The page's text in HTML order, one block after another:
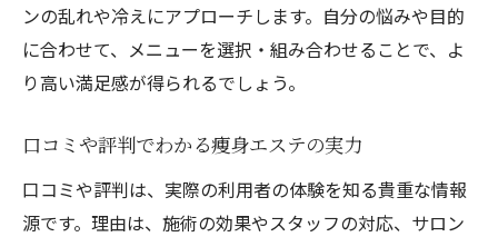
ンの乱れや冷えにアプローチします。自分の悩みや目的
に合わせて、メニューを選択・組み合わせることで、よ
り高い満足感が得られるでしょう。
口コミや評判でわかる痩身エステの実力
口コミや評判は、実際の利用者の体験を知る貴重な情報
源です。理由は、施術の効果やスタッフの対応、サロン